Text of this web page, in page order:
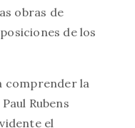
obras de
de los
comprender la
Rubens
el